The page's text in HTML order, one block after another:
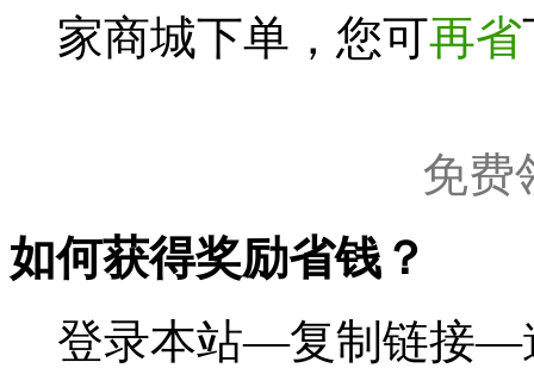
家商城下单，您可再省
免费
如何获得奖励省钱？
登录本站—复制链接—